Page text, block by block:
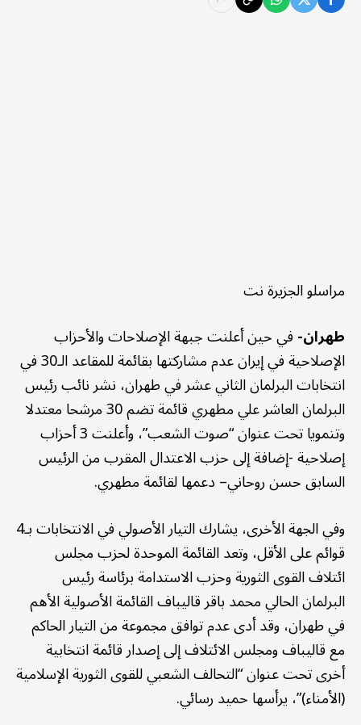
مراسلو الجزيرة نت
طهران-في حين أعلنت جبهة الإصلاحات والأحزاب
الإصلاحية في إيران عدم مشاركتها بقائمة للمقاعد الـ30 في
انتخابات البرلمان الثاني عشر في طهران، نشر نائب رئيس
البرلمان العاشر علي مطهري قائمة تضم 30 مرشحا معتدلا
وتنمويا تحت عنوان “صوت الشعب”، وأعلنت 3 أحزاب
إصلاحية -إضافة إلى حزب الاعتدال المقرب من الرئيس
السابق حسن روحاني– دعمها لقائمة مطهري.
وفي الجهة الأخرى، يشارك التيار الأصولي في الانتخابات بـ4
قوائم على الأقل، وتعد القائمة الموحدة لحزب مجلس
ائتلاف القوى الثورية وحزب الاستدامة برئاسة رئيس
البرلمان الحالي محمد باقر قاليباف القائمة الأصولية الأهم
في طهران، وقد أدى عدم توافق مجموعة من التيار الحاكم
مع قاليباف ومجلس الائتلاف إلى إصدار قائمة انتخابية
أخرى تحت عنوان “التحالف الشعبي للقوى الثورية الإسلامية
(الأمناء)”، يرأسها حميد رسائي.